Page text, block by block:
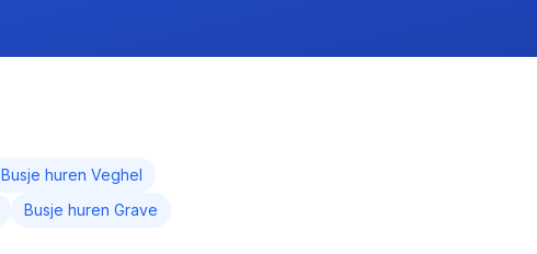
Busje huren Veghel
Busje huren Grave